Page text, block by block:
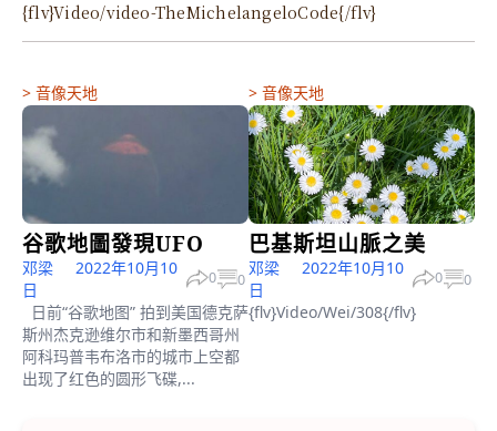
{flv}Video/video-TheMichelangeloCode{/flv}
> 音像天地
谷歌地圖發現UFO
邓梁
2022年10月10
日
0 0
日前“谷歌地图” 拍到美国德克萨
斯州杰克逊维尔市和新墨西哥州
阿科玛普韦布洛市的城市上空都
出现了红色的圆形飞碟,...
> 音像天地
巴基斯坦山脈之美
邓梁
2022年10月10
日
0 0
{flv}Video/Wei/308{/flv}